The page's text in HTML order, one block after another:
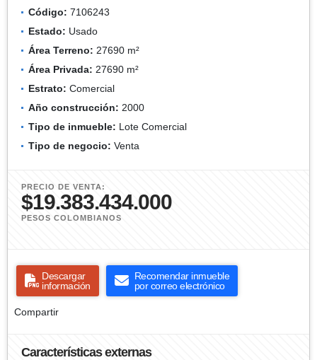
Código: 7106243
Estado: Usado
Área Terreno: 27690 m²
Área Privada: 27690 m²
Estrato: Comercial
Año construcción: 2000
Tipo de inmueble: Lote Comercial
Tipo de negocio: Venta
PRECIO DE VENTA:
$19.383.434.000
PESOS COLOMBIANOS
Descargar
información
Recomendar inmueble
por correo electrónico
Compartir
Características externas